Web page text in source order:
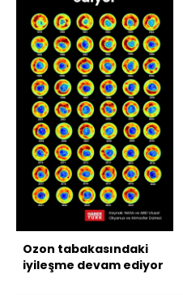
Ozon tabakasındaki
iyileşme devam ediyor